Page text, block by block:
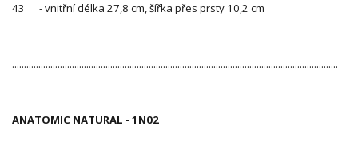
43 - vnitřní délka 27,8 cm, šířka přes prsty 10,2 cm
........................................................................................................................................
ANATOMIC NATURAL - 1N02